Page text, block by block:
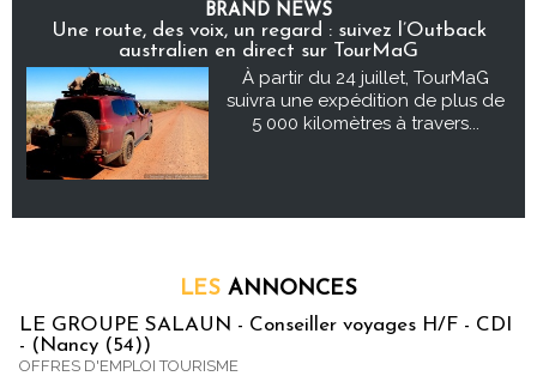
BRAND NEWS
Une route, des voix, un regard : suivez l’Outback
australien en direct sur TourMaG
À partir du 24 juillet, TourMaG
suivra une expédition de plus de
5 000 kilomètres à travers...
LES ANNONCES
LE GROUPE SALAUN - Conseiller voyages H/F - CDI
- (Nancy (54))
OFFRES D'EMPLOI TOURISME